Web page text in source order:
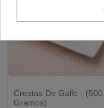
Crestas De Gallo - (500
Gramos)